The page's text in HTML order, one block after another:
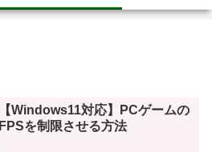
【Windows11対応】PCゲームの
FPSを制限させる方法